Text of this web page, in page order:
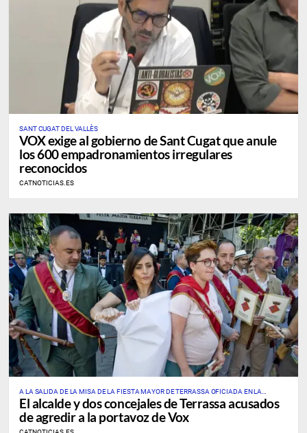
SANT CUGAT DEL VALLÈS
VOX exige al gobierno de Sant Cugat que anule
los 600 empadronamientos irregulares
reconocidos
CATNOTICIAS.ES
A LA SALIDA DE LA MISA DE LA FIESTA MAYOR DE TERRASSA OFICIADA EN LA
CATEDRAL DEL SANT ESPERIT
El alcalde y dos concejales de Terrassa acusados
de agredir a la portavoz de Vox